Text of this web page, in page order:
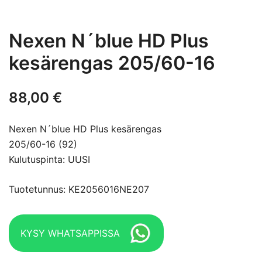
Nexen N´blue HD Plus
kesärengas 205/60-16
88,00 €
Nexen N´blue HD Plus kesärengas
205/60-16 (92)
Kulutuspinta: UUSI
Tuotetunnus: KE2056016NE207
KYSY WHATSAPPISSA